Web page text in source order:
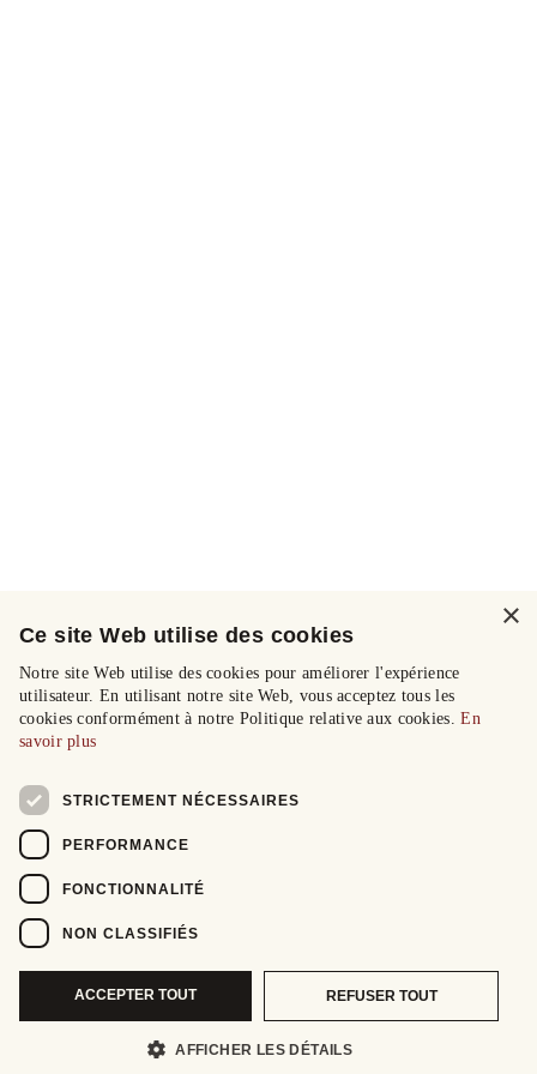
×
Ce site Web utilise des cookies
Notre site Web utilise des cookies pour améliorer l'expérience
utilisateur. En utilisant notre site Web, vous acceptez tous les
cookies conformément à notre Politique relative aux cookies.En
savoir plus
STRICTEMENT NÉCESSAIRES
PERFORMANCE
FONCTIONNALITÉ
NON CLASSIFIÉS
ACCEPTER TOUT REFUSER TOUT
AFFICHER LES DÉTAILS